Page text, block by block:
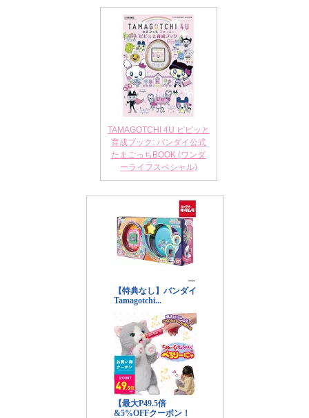
TAMAGOTCHI 4U ピピッと
育成ブック: バンダイ公式
たまごっちBOOK (ワンダ
ーライフスペシャル)